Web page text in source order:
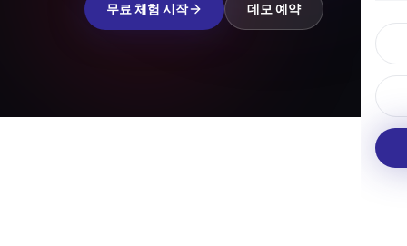
무료 체험 시작 데모 예약